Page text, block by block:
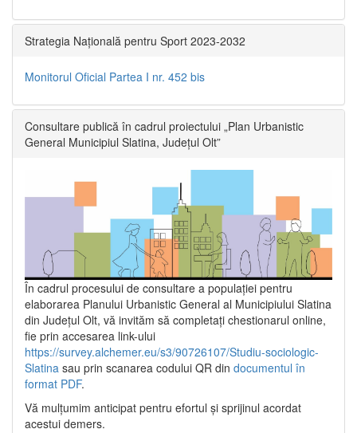
Strategia Națională pentru Sport 2023-2032
Monitorul Oficial Partea I nr. 452 bis
Consultare publică în cadrul proiectului „Plan Urbanistic
General Municipiul Slatina, Județul Olt”
În cadrul procesului de consultare a populaţiei pentru
elaborarea Planului Urbanistic General al Municipiului Slatina
din Județul Olt, vă invităm să completați chestionarul online,
fie prin accesarea link-ului
https://survey.alchemer.eu/s3/90726107/Studiu-sociologic-
Slatina sau prin scanarea codului QR din documentul în
format PDF.
Vă mulţumim anticipat pentru efortul şi sprijinul acordat
acestui demers.